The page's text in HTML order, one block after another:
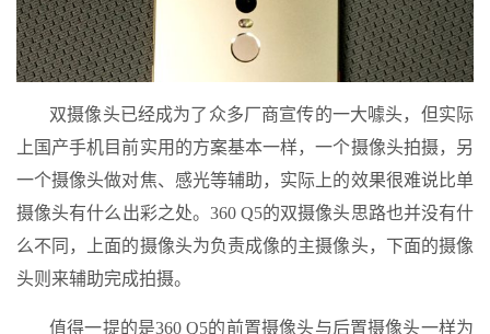
双摄像头已经成为了众多厂商宣传的一大噱头，但实际
上国产手机目前实用的方案基本一样，一个摄像头拍摄，另
一个摄像头做对焦、感光等辅助，实际上的效果很难说比单
摄像头有什么出彩之处。360 Q5的双摄像头思路也并没有什
么不同，上面的摄像头为负责成像的主摄像头，下面的摄像
头则来辅助完成拍摄。
值得一提的是360 Q5的前置摄像头与后置摄像头一样为